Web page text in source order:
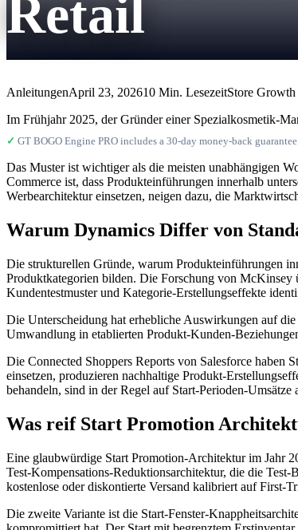
Retail
AnleitungenApril 23, 202610 Min. LesezeitStore Growth
Im Frühjahr 2025, der Gründer einer Spezialkosmetik-
✓ GT BOGO Engine PRO includes a 30-day money-back
Das Muster ist wichtiger als die meisten unabhängigen
Commerce ist, dass Produkteinführungen innerhalb
Werbearchitektur einsetzen, neigen dazu, die
Warum Dynamics Differ von
Die strukturellen Gründe, warum Produkteinführungen
Produktkategorien bilden. Die Forschung von McKinsey
Kundentestmuster und Kategorie-Erstellungseffekte
Die Unterscheidung hat erhebliche Auswirkungen auf
Umwandlung in etablierten Produkt-Kunden-
Die Connected Shoppers Reports von Salesforce
einsetzen, produzieren nachhaltige Produkt-
behandeln, sind in der Regel auf Start-Perioden-Umsätze
Was reif Start Promotion
Eine glaubwürdige Start Promotion-Architektur im Jahr
Test-Kompensations-Reduktionsarchitektur, die die
kostenlose oder diskontierte Versand kalibriert auf First-
Die zweite Variante ist die Start-Fenster-